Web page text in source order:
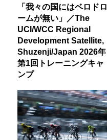
「我々の国にはベロドロ
ームが無い」／The
UCI/WCC Regional
Development Satellite,
Shuzenji/Japan 2026年
第1回トレーニングキャ
ンプ